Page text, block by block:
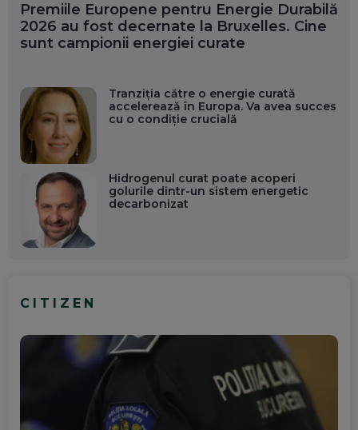
Premiile Europene pentru Energie Durabilă
2026 au fost decernate la Bruxelles. Cine
sunt campionii energiei curate
Tranziția către o energie curată
accelerează în Europa. Va avea succes
cu o condiție crucială
Hidrogenul curat poate acoperi
golurile dintr-un sistem energetic
decarbonizat
CITIZEN